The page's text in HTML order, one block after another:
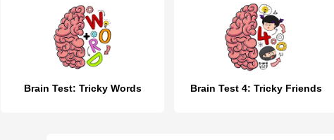
Brain Test: Tricky Words Brain Test 4: Tricky Friends